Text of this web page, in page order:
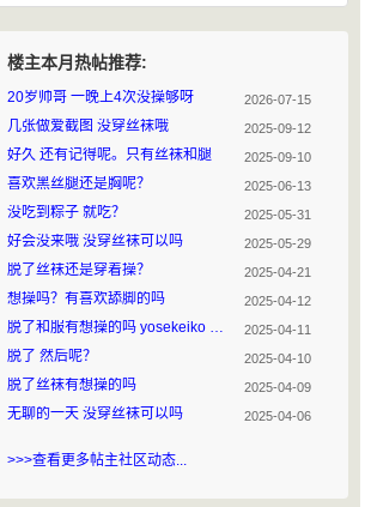
楼主本月热帖推荐:
20岁帅哥 一晚上4次没操够呀 2026-07-15
几张做爱截图 没穿丝袜哦 2025-09-12
好久 还有记得呢。只有丝袜和腿 2025-09-10
喜欢黑丝腿还是胸呢？ 2025-06-13
没吃到粽子 就吃？ 2025-05-31
好会没来哦 没穿丝袜可以吗 2025-05-29
脱了丝袜还是穿着操？ 2025-04-21
想操吗？有喜欢舔脚的吗 2025-04-12
脱了和服有想操的吗 yosekeiko 模仿我网名呢？ 2025-04-11
脱了 然后呢？ 2025-04-10
脱了丝袜有想操的吗 2025-04-09
无聊的一天 没穿丝袜可以吗 2025-04-06
>>>查看更多帖主社区动态...